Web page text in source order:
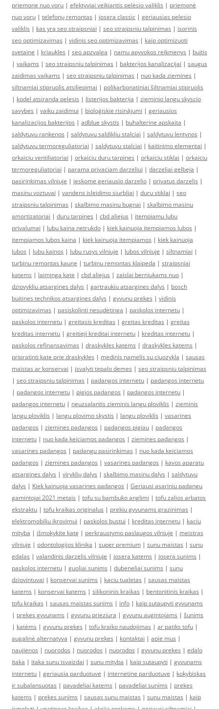
priemone nuo voru | efektyviai veikiantis pelėsio valiklis | priemonė
nuo vorų | telefonų remontas | josera classic | geriausias pelesio
valiklis | kas yra seo straipsniai | seo straipsniu talpinimas | isorinis
seo optimizavimas | vidinis seo optimizavimas | kaip optimizuoti
svetaine | kriaukles | seo apzvalga | namu apyvokos reikmenys | buitis
| vaikams | seo straipsniu talpinimas | bakterijos kanalizacijai | saugus
zaidimas vaikams | seo straipsniu talpinimas | nuo kada ziemines |
siltnamiai stipruolis atsiliepimai | polikarbonatiniai šiltnamiai stipruolis
| kodel atsiranda pelesis | listerijos bakterija | zieminio langu skyscio
savybes | vaiku zaidimui | bioloģiskie risinājumi | geriausios
kanalizacijos bakterijos | adblue skystis | buhalterine apskaita |
saldytuvu rankenos | saldytuvu saldikliu stalciai | saldytuvu lentynos |
saldytuvu termoreguliatoriai | saldytuvu stalciai | kaitinimo elementai |
orkaiciu ventiliatoriai | orkaiciu duru tarpines | orkaiciu stiklai | orkaiciu
termoreguliatoriai | parama privaciam darzeliui | darzeliai gelbeja |
pasirinkimas vilniuje | ieskome geriausio darzelio | privatus darzelis |
masinu voztuvai | vandens isleidimo siurbliai | duru stiklai | seo
straipsniu talpinimas | skalbimo masinu bugnai | skalbimo masinu
amortizatoriai | duru tarpines | cbd aliejus | itempiamu lubu
privalumai | lubu kaina netrukdo | kiek kainuoja itempiamos lubos |
itempiamos lubos kaina | kiek kainuoja itempiamos | kiek kainuoja
lubos | lubu kainos | lubu rusys vilniuje | lubos vilniuje | siltnamiai |
turbinu remontas kaune | turbinu remontas klaipeda | straipsniai
katems | laiminga kate | cbd aliejus | zaislai berniukams nuo |
dziovykliu atsargines dalys | gartraukiu atsargines dalys | bosch
buitines technikos atsargines dalys | gyvunu prekes | vidinis
optimizavimas | pasiskolinti nesudėtinga | paskolos internetu |
paskolos internetu | greitasis kreditas | greitas kreditas | greitas
kreditas internetu | greitieji kreditai internetu | kreditas internetu |
paskolos refinansavimas | draskykles katems | draskykles katems |
pripratinti kate prie draskykles | medinis namelis su ciuozykla | sausas
maistas ar konservai | isvalyti tepalo demes | seo straipsniu talpinimas
| seo straipsniu talpinimas | padangos internetu | padangos internetu
| padangos internetu | pigios padangos | padangos internetu |
padangos internetu | neuzsalantis zieminis langu ploviklis | zieminis
langu ploviklis | langu plovimo skystis | langu ploviklis | vasarines
padangos | ziemines padangos | padangos pigiau | padangos
internetu | nuo kada keiciamos padangos | ziemines padangos |
vasarines padangos | padangu pasirinkimas | nuo kada keiciamos
padangos | ziemines padangos | vasarines padangos | kavos aparatu
atsargines dalys | viryklių dalys | skalbimo masinu dalys | saldytuvu
dalys | Kiek kainuoja vasarines padangos | Geriausi asariniu padangu
gamintojai 2021 metais | tofu su bambuko anglimi | tofu zalios arbatos
ekstraktu | tofu kraikas originalus | prekiu gyvunams grazinimas |
elektromobiliu ikrovimui | paskolos bustui | kreditas internetu | kaciu
mityba | išmokykite katę | perkraustymo paslaugos vilniuje | meistras
vilniuje | odontologijos klinika | super premium | sunu maistas | sunu
edalas | valandinis darzelis vilniuje | josera katems | josera sunims |
paskolos internetu | guoliai sunims | dubeneliai sunims | sunu
dziovintuvai | konservai sunims | kaciu tualetas | sausas maistas
katems | konservai katems | silikoninis kraikas | bentonitinis kraikas |
tofu kraikas | sausas maistas sunims | info | kaip sutaupyti gyvunams
| prekes gyvunams | gyvunu prieziura | gyvunu augintojams | šunims
| katėms | gyvunu prekes | tofu kraiko naudojimas | ar patiks tofu |
augalinė alternatyva | gyvunu prekes | kontaktai | apie mus |
naujienos | nuorodos | nuorodos | nuorodos | gyvunu prekes | edalo
itaka | itaka sunu isvaizdai | sunu mityba | kaip sutaupyti | gyvunams
internetu | geriausia parduotuve | internetine parduotuve | kokybiskas
ir subalansuotas | pavadeliai katems | pavadeliai sunims | prekes
katems | prekes sunims | sausas sunu maistas | sunu maistas | kaip